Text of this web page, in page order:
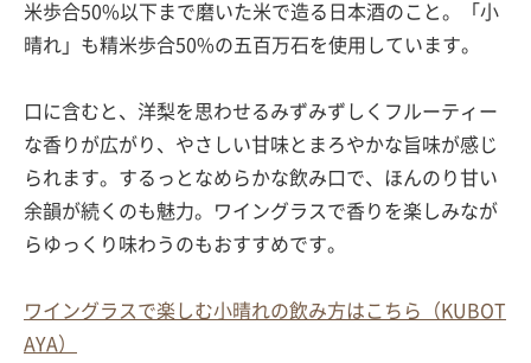
米歩合50%以下まで磨いた米で造る日本酒のこと。「小
晴れ」も精米歩合50%の五百万石を使用しています。
口に含むと、洋梨を思わせるみずみずしくフルーティー
な香りが広がり、やさしい甘味とまろやかな旨味が感じ
られます。するっとなめらかな飲み口で、ほんのり甘い
余韻が続くのも魅力。ワイングラスで香りを楽しみなが
らゆっくり味わうのもおすすめです。
ワイングラスで楽しむ小晴れの飲み方はこちら（KUBOT
AYA）